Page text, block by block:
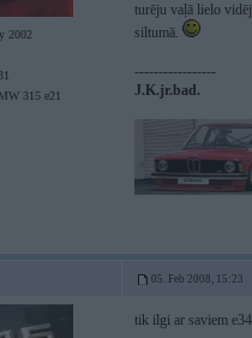
2002
315 e21
turēju vaļā lielo
siltumā.
-----------------
J.K.jr.bad.
05. Feb 2008, 15:23
tik ilgi ar saviem